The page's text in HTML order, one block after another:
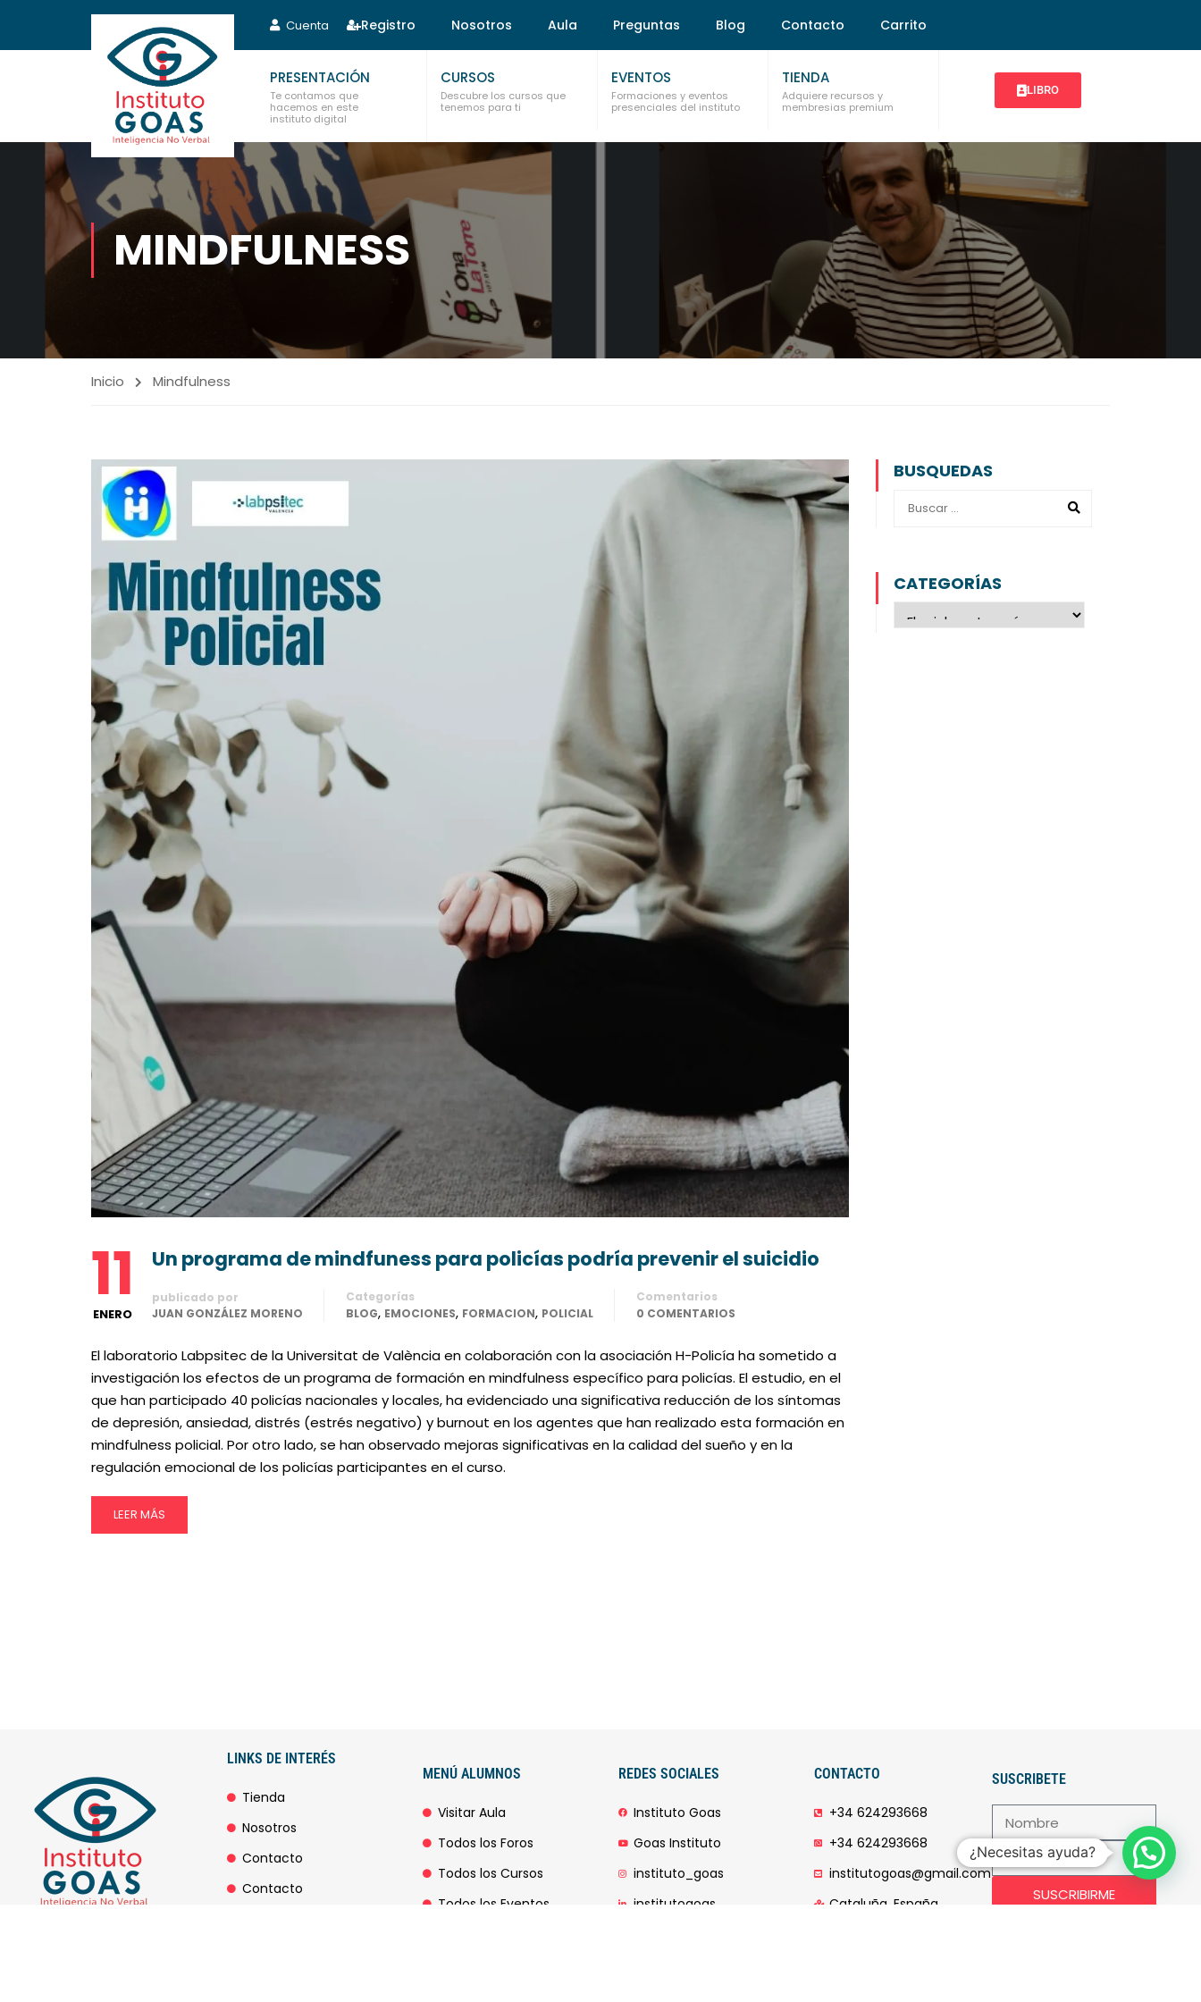
Cuenta Registro Nosotros Aula Preguntas Blog Contacto Carrito
PRESENTACIÓN
Te contamos que
hacemos en este
instituto digital
CURSOS
Descubre los cursos que
tenemos para ti
EVENTOS
Formaciones y eventos
presenciales del instituto
TIENDA
Adquiere recursos y
membresias premium
LIBRO
MINDFULNESS
Inicio Mindfulness
11
ENERO
Un programa de mindfuness para policías podría prevenir el suicidio
publicado por
JUAN GONZÁLEZ MORENO
Categorías
BLOG, EMOCIONES, FORMACION, POLICIAL
Comentarios
0 COMENTARIOS
El laboratorio Labpsitec de la Universitat de València en colaboración con la asociación H-Policía ha sometido a
investigación los efectos de un programa de formación en mindfulness específico para policías. El estudio, en el
que han participado 40 policías nacionales y locales, ha evidenciado una significativa reducción de los síntomas
de depresión, ansiedad, distrés (estrés negativo) y burnout en los agentes que han realizado esta formación en
mindfulness policial. Por otro lado, se han observado mejoras significativas en la calidad del sueño y en la
regulación emocional de los policías participantes en el curso.
LEER MÁS
BUSQUEDAS
CATEGORÍAS
LINKS DE INTERÉS
Tienda
Nosotros
Contacto
Contacto
MENÚ ALUMNOS
Visitar Aula
Todos los Foros
Todos los Cursos
Todos los Eventos
REDES SOCIALES
Instituto Goas
Goas Instituto
instituto_goas
institutogoas
CONTACTO
+34 624293668
+34 624293668
institutogoas@gmail.com
Cataluña, España.
SUSCRIBETE
SUSCRIBIRME
¿Necesitas ayuda?